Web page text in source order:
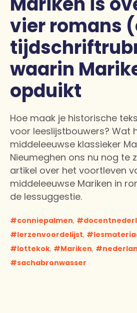
vier romans
waarin
opduikt
Hoe maak je historische
voor leeslijstbouwers? Wat
middeleeuwse klassieker
Nieumeghen ons nu nog te
artikel over het voortleven
middeleeuwse Mariken in
de lessuggestie.
conniepalmen,
lerzenvoordelijst,
lottekok, Mariken,
sachabronwasser